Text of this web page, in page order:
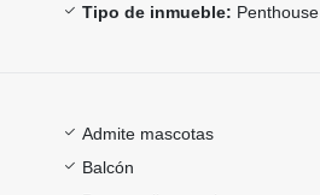
Tipo de inmueble: Penthouse
Admite mascotas
Balcón